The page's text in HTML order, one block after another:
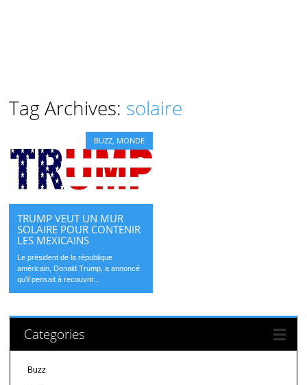
Tag Archives: solaire
BUZZ MONDE
TRUMP VEUT UN MUR
SOLAIRE POUR CONTENIR
LES MEXICAINS
Le président de la république
américain, Donald Trump, a annoncé
qu’il pensait à recouvrir...
Categories
Buzz